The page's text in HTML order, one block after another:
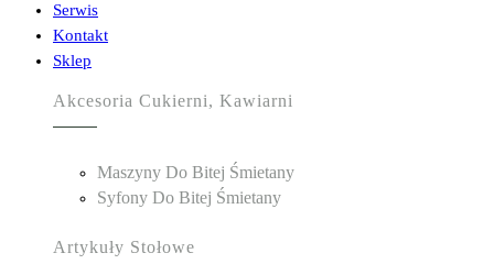
Serwis
Kontakt
Sklep
Akcesoria Cukierni, Kawiarni
Maszyny Do Bitej Śmietany
Syfony Do Bitej Śmietany
Artykuły Stołowe